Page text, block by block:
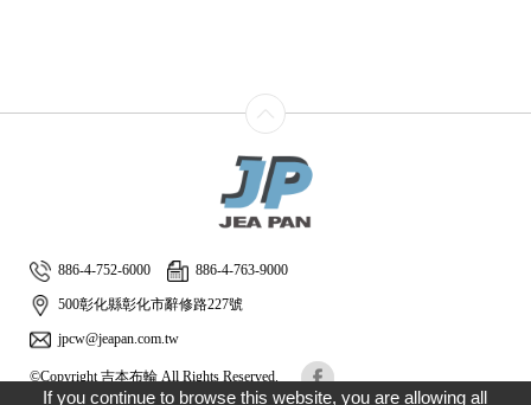
886-4-752-6000 886-4-763-9000
500彰化縣彰化市辭修路227號
jpcw@jeapan.com.tw
©Copyright 吉本布輪 All Rights Reserved.
If you continue to browse this website, you are allowing all